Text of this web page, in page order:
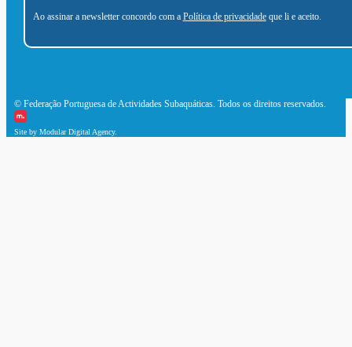
Ao assinar a newsletter concordo com a Política de privacidadeque li e aceito.
© Federação Portuguesa de Actividades Subaquáticas. Todos os direitos reservados.
Site by Modular Digital Agency.